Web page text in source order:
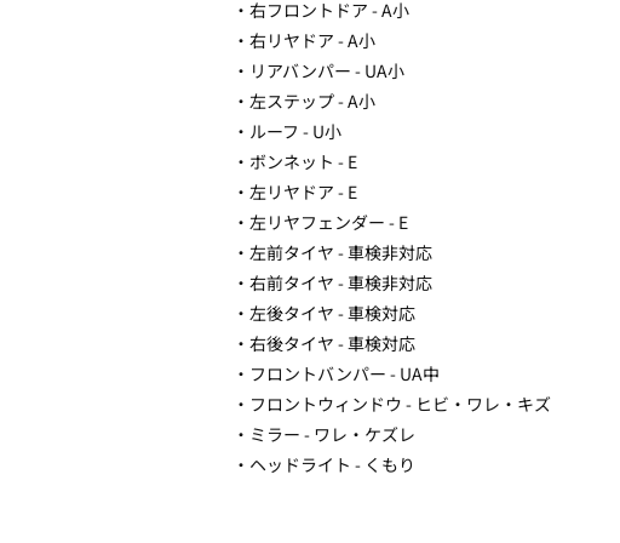
・右フロントドア - A小
・右リヤドア - A小
・リアバンパー - UA小
・左ステップ - A小
・ルーフ - U小
・ボンネット - E
・左リヤドア - E
・左リヤフェンダー - E
・左前タイヤ - 車検非対応
・右前タイヤ - 車検非対応
・左後タイヤ - 車検対応
・右後タイヤ - 車検対応
・フロントバンパー - UA中
・フロントウィンドウ - ヒビ・ワレ・キズ
・ミラー - ワレ・ケズレ
・ヘッドライト - くもり